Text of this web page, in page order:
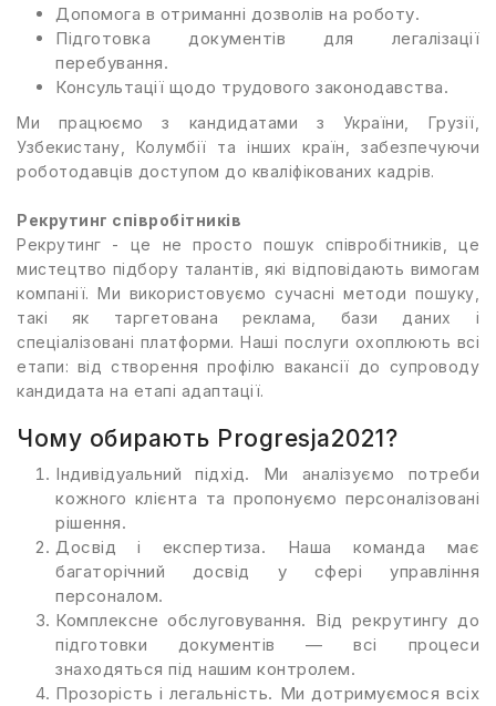
Допомога в отриманні дозволів на роботу.
Підготовка документів для легалізації
перебування.
Консультації щодо трудового законодавства.
Ми працюємо з кандидатами з України, Грузії,
Узбекистану, Колумбії та інших країн, забезпечуючи
роботодавців доступом до кваліфікованих кадрів.
Рекрутинг співробітників
Рекрутинг - це не просто пошук співробітників, це
мистецтво підбору талантів, які відповідають вимогам
компанії. Ми використовуємо сучасні методи пошуку,
такі як таргетована реклама, бази даних і
спеціалізовані платформи. Наші послуги охоплюють всі
етапи: від створення профілю вакансії до супроводу
кандидата на етапі адаптації.
Чому обирають Progresja2021?
Індивідуальний підхід. Ми аналізуємо потреби
кожного клієнта та пропонуємо персоналізовані
рішення.
Досвід і експертиза. Наша команда має
багаторічний досвід у сфері управління
персоналом.
Комплексне обслуговування. Від рекрутингу до
підготовки документів — всі процеси
знаходяться під нашим контролем.
Прозорість і легальність. Ми дотримуємося всіх